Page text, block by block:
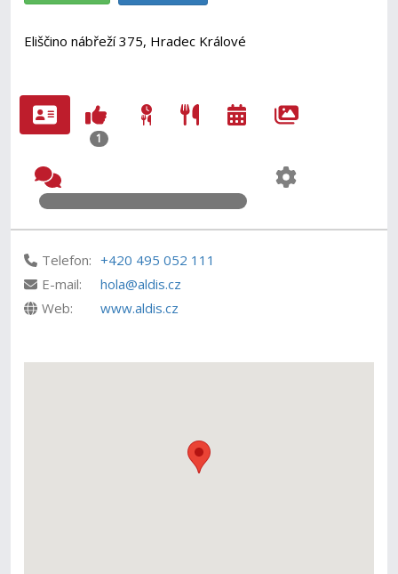
Eliščino nábřeží 375, Hradec Králové
1
Telefon: +420 495 052 111
E-mail:
hola@aldis.cz
Web:
www.aldis.cz